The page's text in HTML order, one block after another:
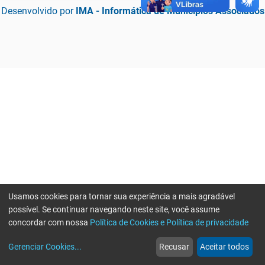
Desenvolvido por IMA - Informática de Municípios Associados
web
Notícias
more_horiz
Mais
Usamos cookies para tornar sua experiência a mais agradável
possível. Se continuar navegando neste site, você assume
concordar com nossa Política de Cookies e Política de privacidade
Gerenciar Cookies... Recusar Aceitar todos
Erro ao enviar informações, por favor tente novamente